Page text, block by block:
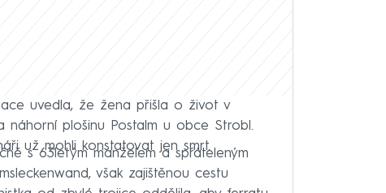
uvedla, že žena přišla o život v
náhorní plošinu Postalm u obce Strobl.
už mohli konstatovat jen smrt.
s 63letým manželem a spřáteleným
však zajištěnou cestu